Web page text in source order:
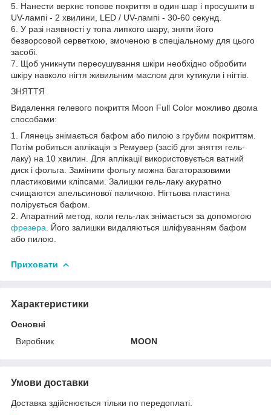
5. Нанести верхнє топове покриття в один шар і просушити в
UV-лампі - 2 хвилини, LED / UV-лампі - 30-60 секунд.
6. У разі наявності у топа липкого шару, зняти його
безворсовой серветкою, змоченою в спеціальному для цього
засобі.
7. Щоб уникнути пересушування шкіри необхідно обробити
шкіру навколо нігтя живильним маслом для кутикули і нігтів.
ЗНЯТТЯ
Видалення гелевого покриття Moon Full Color можливо двома
способами:
1. Глянець знімається бафом або пилою з грубим покриттям.
Потім робиться аплікація з Ремувер (засіб для зняття гель-
лаку) на 10 хвилин. Для аплікації використовується ватний
диск і фольга. Замінити фольгу можна багаторазовими
пластиковими кліпсами. Залишки гель-лаку акуратно
счищаются апельсинової паличкою. Нігтьова пластина
полірується бафом.
2. Апаратний метод, коли гель-лак знімається за допомогою
фрезера . Його залишки видаляються шліфуванням бафом
або пилою.
Приховати
Характеристики
Основні
Виробник
MOON
Умови доставки
Доставка здійснюється тільки по передоплаті.